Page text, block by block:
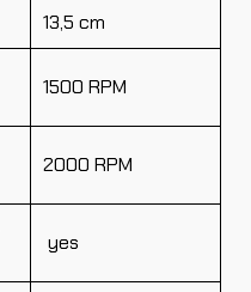
13,5 cm
1500 RPM
2000 RPM
yes